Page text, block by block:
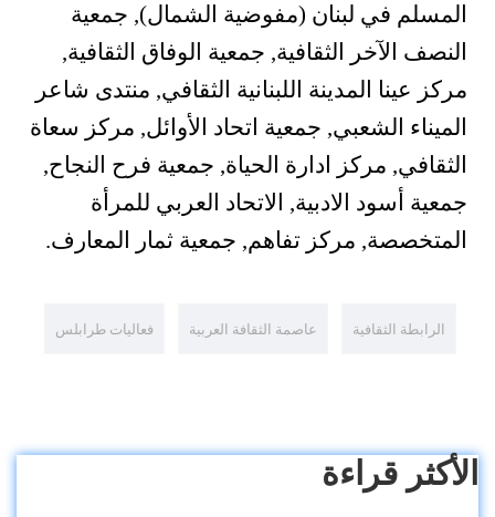
المسلم في لبنان (مفوضية الشمال), جمعية
النصف الآخر الثقافية, جمعية الوفاق الثقافية,
مركز عينا المدينة اللبنانية الثقافي, منتدى شاعر
الميناء الشعبي, جمعية اتحاد الأوائل, مركز سعاة
الثقافي, مركز ادارة الحياة, جمعية فرح النجاح,
جمعية أسود الادبية, الاتحاد العربي للمرأة
المتخصصة, مركز تفاهم, جمعية ثمار المعارف.
الرابطة الثقافية عاصمة الثقافة العربية فعاليات طرابلس
الأكثر قراءة